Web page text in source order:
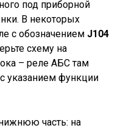
под приборной
В некоторых
с обозначением J104
схему на
– реле АБС там
указанием функции
часть: на